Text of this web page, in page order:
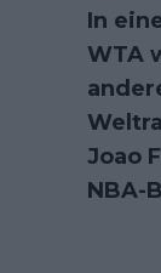
In
WTA
Joao
NBA-